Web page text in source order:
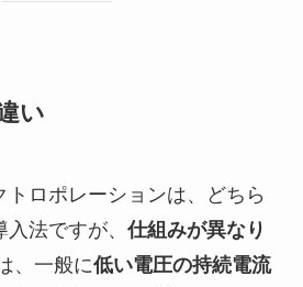
い
トロポレーションは、どちら
法ですが、 仕組みが異なり
、一般に低い電圧の持続電流